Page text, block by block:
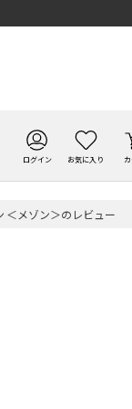
ログイン お気に入り
＜メゾン＞のレビュー